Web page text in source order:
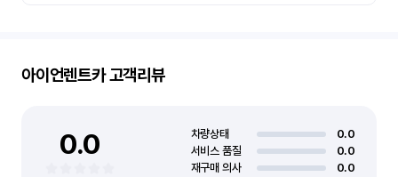
아이언렌트카고객리뷰
0.0 차량상태
0.0
서비스 품질
0.0
재구매 의사
0.0